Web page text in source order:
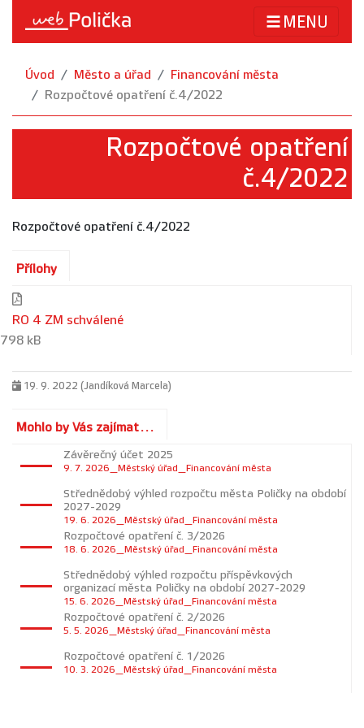
MENU
Úvod Město a úřad
Financování města
Rozpočtové opatření č.4/2022
Rozpočtové opatření
č.4/2022
Rozpočtové opatření č.4/2022
Přílohy
RO 4 ZM schválené
798 kB
19. 9. 2022 (Jandíková Marcela)
Mohlo by Vás zajímat...
Závěrečný účet 2025
9. 7. 2026_Městský úřad_Financování města
Střednědobý výhled rozpočtu města Poličky na období
2027-2029
19. 6. 2026_Městský úřad_Financování města
Rozpočtové opatření č. 3/2026
18. 6. 2026_Městský úřad_Financování města
Střednědobý výhled rozpočtu příspěvkových
organizací města Poličky na období 2027-2029
15. 6. 2026_Městský úřad_Financování města
Rozpočtové opatření č. 2/2026
5. 5. 2026_Městský úřad_Financování města
Rozpočtové opatření č. 1/2026
10. 3. 2026_Městský úřad_Financování města